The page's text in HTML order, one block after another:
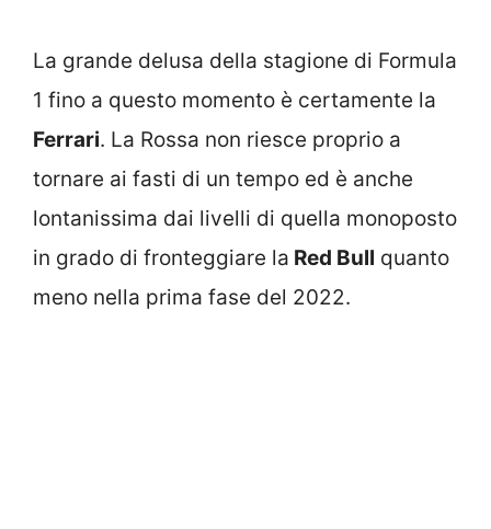
La grande delusa della stagione di Formula
1 fino a questo momento è certamente la
Ferrari. La Rossa non riesce proprio a
tornare ai fasti di un tempo ed è anche
lontanissima dai livelli di quella monoposto
in grado di fronteggiare la Red Bull quanto
meno nella prima fase del 2022.